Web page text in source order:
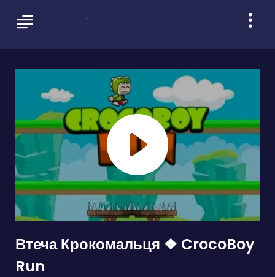
Втеча Крокомальця ❖ CrocoBoy
Run